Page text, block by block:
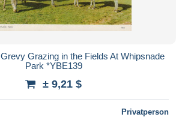
Grazing in the Fields At Whipsnade
Park *YBE139
± 9,21 $
Privatperson